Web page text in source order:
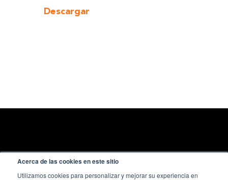
Acerca de las cookies en este sitio
Utilizamos cookies para personalizar y mejorar su experiencia en